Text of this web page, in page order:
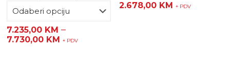
7.235,00 KM –
7.730,00 KM + PDV
2.678,00 KM + PDV